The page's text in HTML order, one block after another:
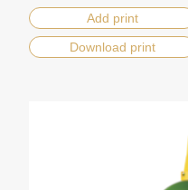
Add print
Download print